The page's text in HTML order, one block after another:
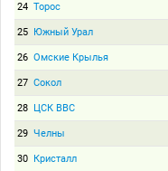
24 Торос
25 Южный Урал
26 Омские Крылья
27 Сокол
28 ЦСК ВВС
29 Челны
30 Кристалл